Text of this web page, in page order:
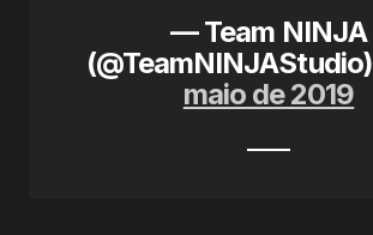
— Team NINJA
(@TeamNINJAStudio)
maio de 2019